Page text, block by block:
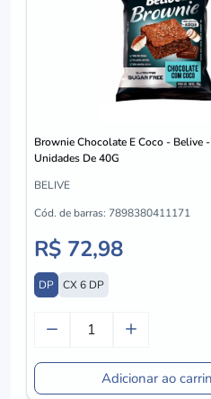
Brownie Chocolate E Coco - Belive
Unidades De 40G
BELIVE
Cód. de barras: 7898380411171
R$ 72,98
DP CX 6 DP
Adicionar ao